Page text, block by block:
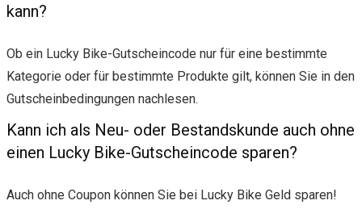
kann?
Ob ein Lucky Bike-Gutscheincode nur für eine bestimmte
Kategorie oder für bestimmte Produkte gilt, können Sie in den
Gutscheinbedingungen nachlesen.
Kann ich als Neu- oder Bestandskunde auch ohne
einen Lucky Bike-Gutscheincode sparen?
Auch ohne Coupon können Sie bei Lucky Bike Geld sparen!